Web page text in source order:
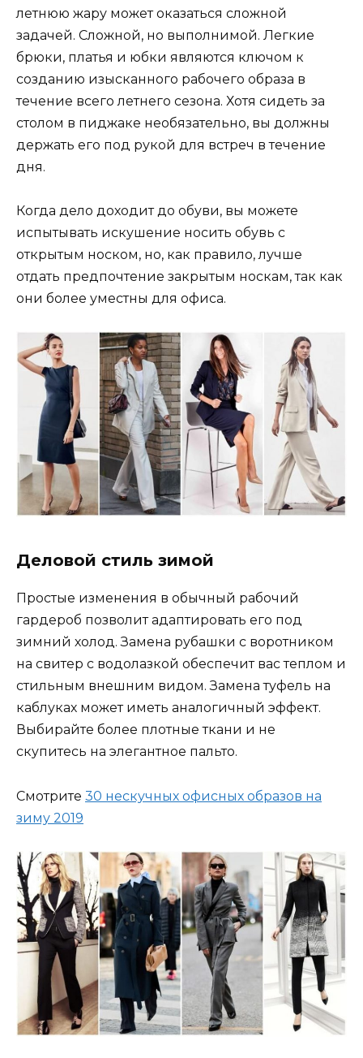
летнюю жару может оказаться сложной
задачей. Сложной, но выполнимой. Легкие
брюки, платья и юбки являются ключом к
созданию изысканного рабочего образа в
течение всего летнего сезона. Хотя сидеть за
столом в пиджаке необязательно, вы должны
держать его под рукой для встреч в течение
дня.
Когда дело доходит до обуви, вы можете
испытывать искушение носить обувь с
открытым носком, но, как правило, лучше
отдать предпочтение закрытым носкам, так как
они более уместны для офиса.
Деловой стиль зимой
Простые изменения в обычный рабочий
гардероб позволит адаптировать его под
зимний холод. Замена рубашки с воротником
на свитер с водолазкой обеспечит вас теплом и
стильным внешним видом. Замена туфель на
каблуках может иметь аналогичный эффект.
Выбирайте более плотные ткани и не
скупитесь на элегантное пальто.
Смотрите 30 нескучных офисных образов на
зиму 2019